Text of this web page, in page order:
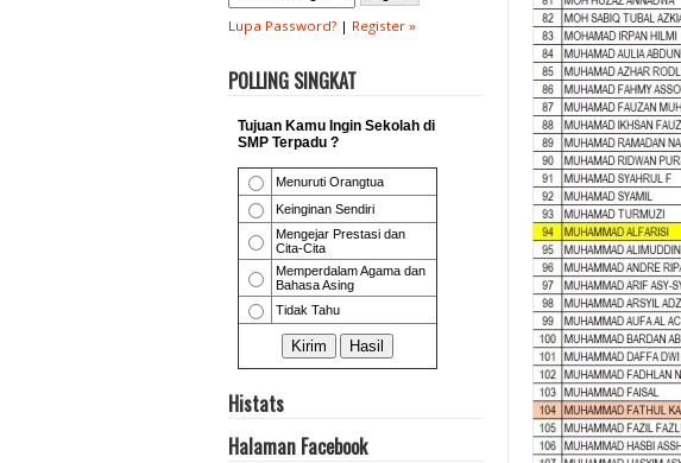
Lupa Password? | Register »
POLLING SINGKAT
Histats
Halaman Facebook